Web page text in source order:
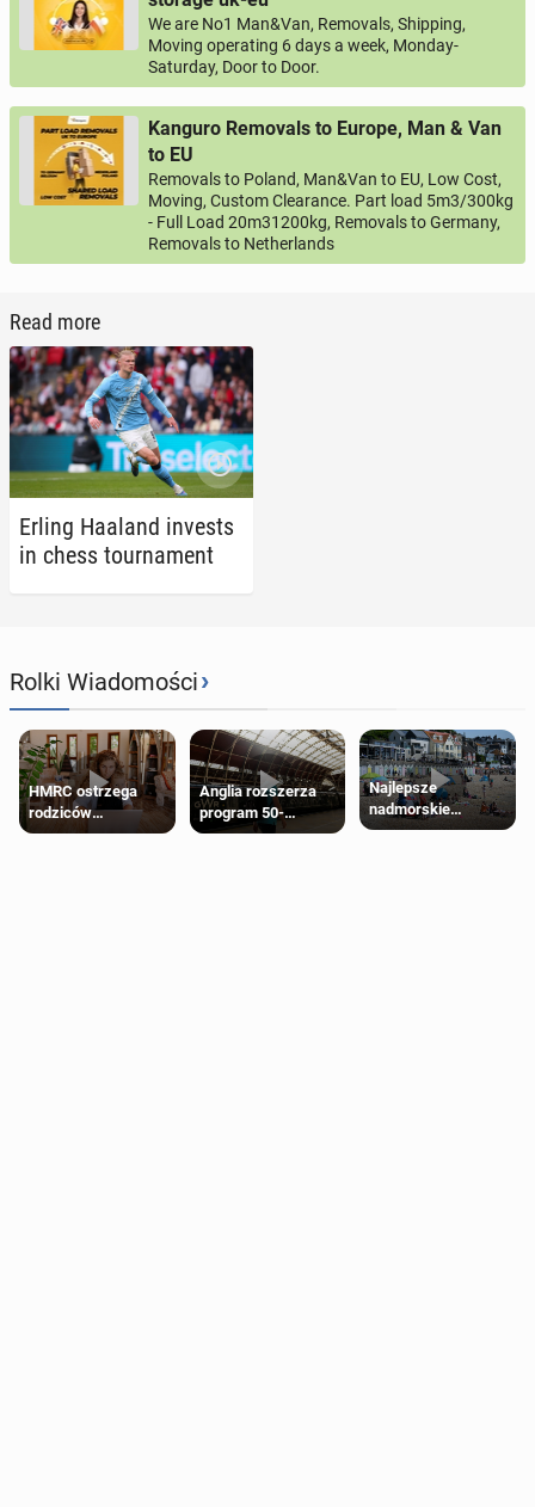
We are No1 Man&Van, Removals, Shipping,
Moving operating 6 days a week, Monday-
Saturday, Door to Door.
Kanguro Removals to Europe, Man & Van
to EU
Removals to Poland, Man&Van to EU, Low Cost,
Moving, Custom Clearance. Part load 5m3/300kg
- Full Load 20m31200kg, Removals to Germany,
Removals to Netherlands
Read more
Erling Haaland invests
in chess tour­na­ment
Rolki Wiadomości›
HMRC ostrzega
rodziców
pobierających Child
Anglia rozszerza
program 50-
procentowych
Najlepsze
nadmorskie
miasteczko blisko